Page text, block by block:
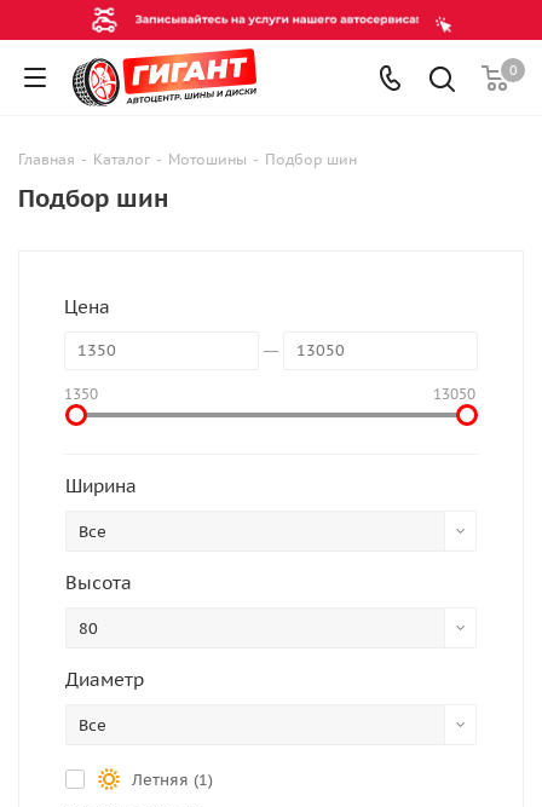
0
Главная - Каталог - Мотошины - Подбор шин
Подбор шин
Цена
1350 13050
Ширина
Все
Высота
80
Диаметр
Все
Летняя (1)